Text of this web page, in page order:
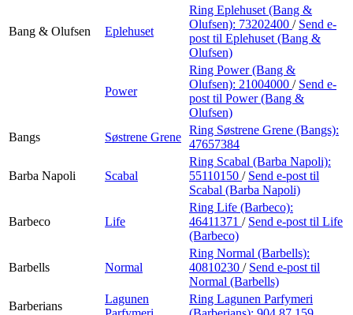
Bang & Olufsen Eplehuset
Ring Eplehuset (Bang &
Olufsen): 73202400 / Send e-
post til Eplehuset (Bang &
Olufsen)
Power
Ring Power (Bang &
Olufsen): 21004000 / Send e-
post til Power (Bang &
Olufsen)
Bangs
Søstrene Grene
Ring Søstrene Grene (Bangs):
47657384
Barba Napoli Scabal
Ring Scabal (Barba Napoli):
55110150 / Send e-post til
Scabal (Barba Napoli)
Barbeco Life
Ring Life (Barbeco):
46411371 / Send e-post til Life
(Barbeco)
Barbells Normal
Ring Normal (Barbells):
40810230 / Send e-post til
Normal (Barbells)
Barberians
Lagunen
Ring Lagunen Parfymeri